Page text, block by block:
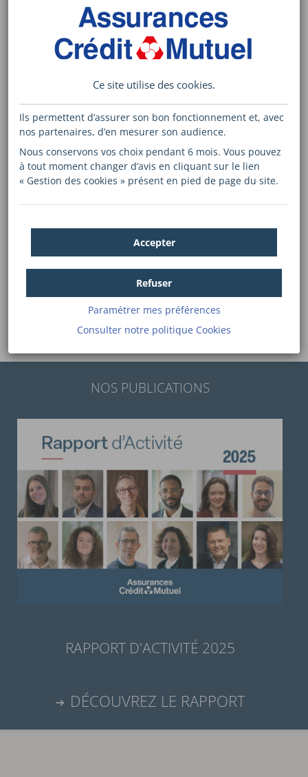
nids de frelons asiatiques
LIRE LE COMMUNIQUÉ DE PRESSE
En 2025, le Groupe des Assurances du
Crédit Mutuel (GACM) affiche un
chiffre d’affaires en forte progression
et des résultats robustes
LIRE LE COMMUNIQUÉ DE PRESSE
NOS PUBLICATIONS
Découvrez notre rapport d’activité
RAPPORT D'ACTIVITÉ 2025
DÉCOUVREZ LE RAPPORT
Ce site utilise descookies.
Ils permettent d’assurer son bon fonctionnement et, avec
nos partenaires, d’en mesurer son audience.
Nous conservons vos choix pendant 6 mois. Vous pouvez
à tout moment changer d’avis en cliquant sur le lien
« Gestion des cookies » présent en pied de page du site.
Accepter
Refuser
Paramétrer mes préférences
Consulter notre politique Cookies